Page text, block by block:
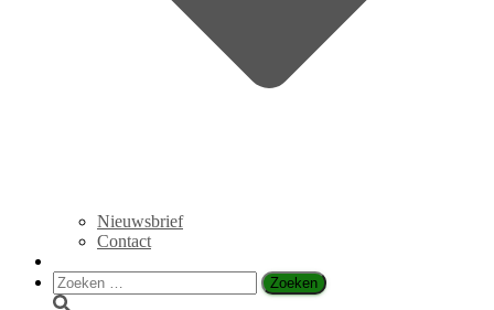
Nieuwsbrief
Contact
Zoeken
naar: